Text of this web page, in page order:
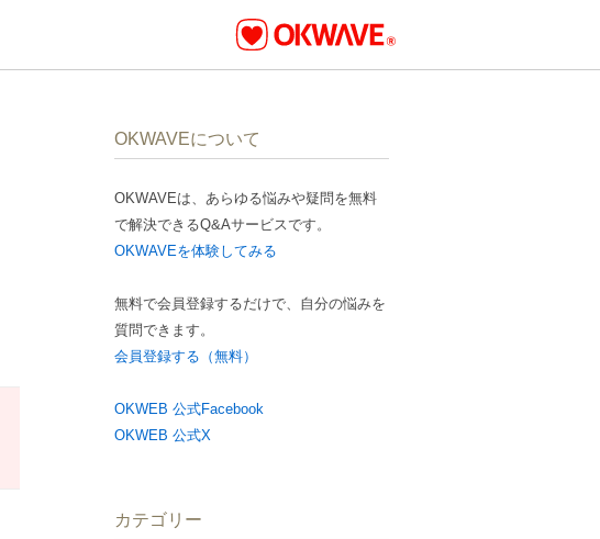
OKWAVEについて
OKWAVEは、あらゆる悩みや疑問を無料
で解決できるQ&Aサービスです。
OKWAVEを体験してみる
無料で会員登録するだけで、自分の悩みを
質問できます。
会員登録する（無料）
OKWEB 公式Facebook
OKWEB 公式X
カテゴリー